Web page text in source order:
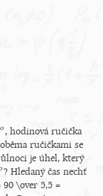
o
o, hodinová ručička
ručičkami se
je úhel, který
? Hledaný čas nechť
\over 5,5 =